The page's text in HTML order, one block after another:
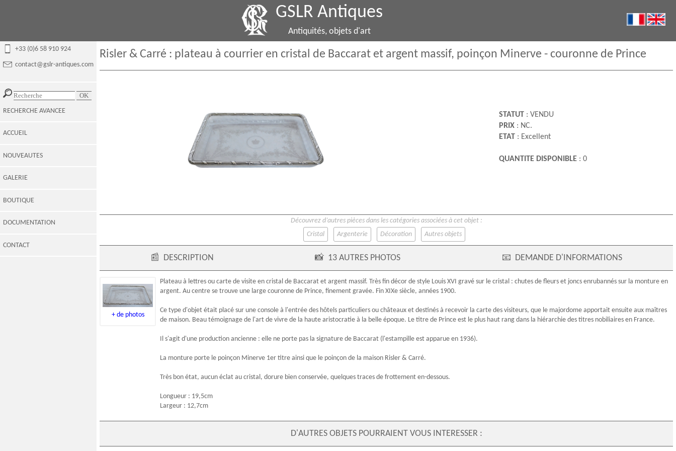
GSLR Antiques
Antiquités, objets d'art
+33 (0)6 58 910 924
contact@gslr-antiques.com
RECHERCHE AVANCEE
ACCUEIL
NOUVEAUTES
GALERIE
BOUTIQUE
DOCUMENTATION
CONTACT
Risler & Carré : plateau à courrier en cristal de Baccarat et argent massif, poinçon Minerve - couronne de Prince
STATUT: VENDU
PRIX : NC.
ETAT: Excellent
QUANTITE DISPONIBLE: 0
Découvrez d’autres pièces dans les catégories associées à cet objet :
Cristal
Argenterie Décoration Autres objets
📰 DESCRIPTION 📸 13 AUTRES PHOTOS 📧 DEMANDE D'INFORMATIONS
+ de photos
Plateau à lettres ou carte de visite en cristal de Baccarat et argent massif. Très fin décor de style Louis XVI gravé sur le cristal : chutes de fleurs et joncs enrubannés sur la monture en
argent. Au centre se trouve une large couronne de Prince, finement gravée. Fin XIXe siècle, années 1900.
Ce type d'objet était placé sur une console à l'entrée des hôtels particuliers ou châteaux et destinés à recevoir la carte des visiteurs, que le majordome apportait ensuite aux maîtres
de maison. Beau témoignage de l'art de vivre de la haute aristocratie à la belle époque. Le titre de Prince est le plus haut rang dans la hiérarchie des titres nobiliaires en France.
Il s'agit d'une production ancienne : elle ne porte pas la signature de Baccarat (l'estampille est apparue en 1936).
La monture porte le poinçon Minerve 1er titre ainsi que le poinçon de la maison Risler & Carré.
Très bon état, aucun éclat au cristal, dorure bien conservée, quelques traces de frottement en-dessous.
Longueur : 19,5cm
Largeur : 12,7cm
D'AUTRES OBJETS POURRAIENT VOUS INTERESSER :